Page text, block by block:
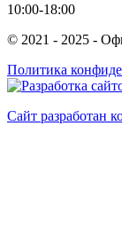
10:00-18:00
© 2021 - 2025 -
Политика
Сайт разработан